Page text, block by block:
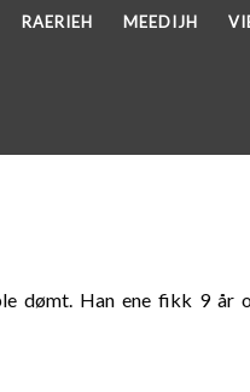
RAERIEH MEEDIJH
dømt. Han ene fikk 9 år